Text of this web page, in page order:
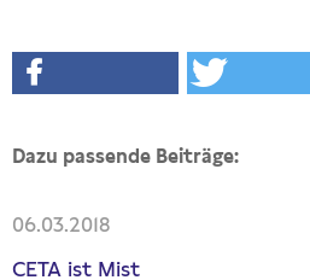
Dazu passende Beiträge:
06.03.2018
CETA ist Mist